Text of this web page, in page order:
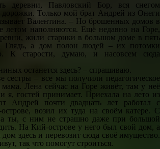
деревни, Павловский Бор, вся снегом
дорожки. Только мой брат Андрей из Онеги
Валентина. – Но брошенных домов в
летом наполняются. Ещё недавно на Горе,
жили старики в большом доме в пять
Глядь, а дом полон людей – их потомки
К старости, думаю, и насовсем сюда
останется здесь? – спрашиваю.
сестры – все мы получили педагогическое
мама. Лена сейчас на Горе живёт, там у неё
я, гостей принимает. Приехала на лето из
Андрей почти двадцать лет работал с
возил их туда на своём катере. С
ты, с ним не страшно даже при большой
На Кий-острове у него был свой дом, а
дом здесь и перевозит сюда своё имущество.
так что помогут строиться.